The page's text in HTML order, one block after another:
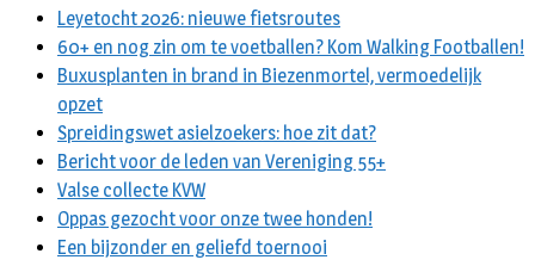
Leyetocht 2026: nieuwe fietsroutes
60+ en nog zin om te voetballen? Kom Walking Footballen!
Buxusplanten in brand in Biezenmortel, vermoedelijk
opzet
Spreidingswet asielzoekers: hoe zit dat?
Bericht voor de leden van Vereniging 55+
Valse collecte KVW
Oppas gezocht voor onze twee honden!
Een bijzonder en geliefd toernooi